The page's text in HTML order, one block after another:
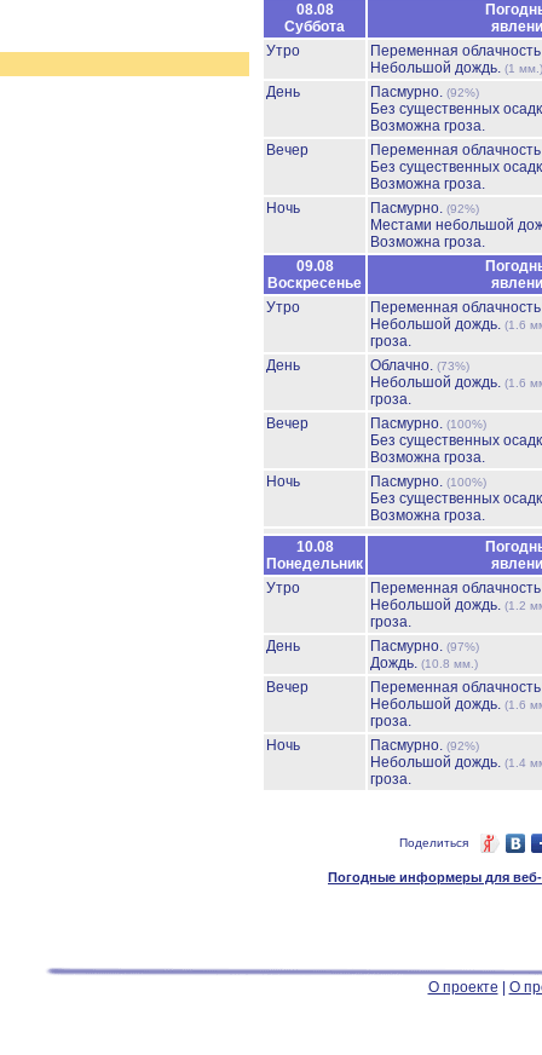
08.08
Суббота
Утро
Переменная
Небольшой дождь. (1 мм.)
День Пасмурно. (92%)
Без существенных
Возможна гроза.
Вечер
Переменная
Без существенных
Возможна гроза.
Ночь
Пасмурно. (92%)
Местами небольшой
Возможна гроза.
09.08
Воскресенье
Утро
Переменная
Небольшой дождь. (1.6
гроза.
День
Облачно. (73%)
Небольшой дождь. (1.6
гроза.
Вечер
Пасмурно. (100%)
Без существенных
Возможна гроза.
Ночь
Пасмурно. (100%)
Без существенных
Возможна гроза.
10.08
Понедельник
Утро
Переменная
Небольшой дождь. (1.2
гроза.
День
Пасмурно. (97%)
Дождь. (10.8 мм.)
Вечер
Переменная
Небольшой дождь. (1.6
гроза.
Ночь
Пасмурно. (92%)
Небольшой дождь. (1.4
гроза.
Поделиться
Погодные информеры для веб-
О проекте О